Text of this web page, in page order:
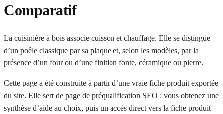
Comparatif
La cuisinière à bois associe cuisson et chauffage. Elle se distingue
d’un poêle classique par sa plaque et, selon les modèles, par la
présence d’un four ou d’une finition fonte, céramique ou pierre.
Cette page a été construite à partir d’une vraie fiche produit exportée
du site. Elle sert de page de préqualification SEO : vous obtenez une
synthèse d’aide au choix, puis un accès direct vers la fiche produit